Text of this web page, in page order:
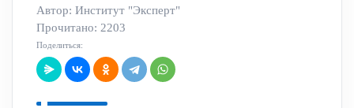
Автор: Институт "Эксперт"
Прочитано: 2203
Поделиться: